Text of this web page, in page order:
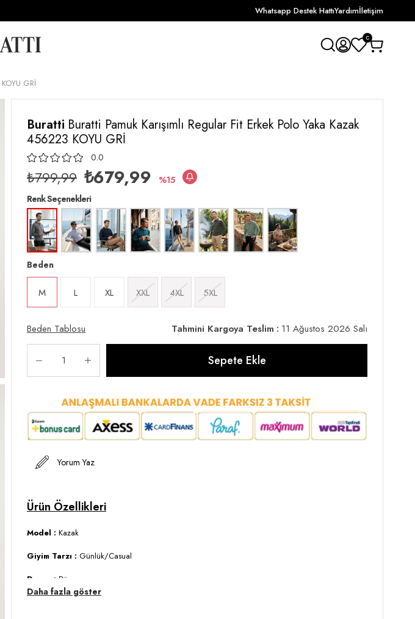
Whatsapp Destek HattıYardımİletişim
0
GRİ
Buratti Buratti Pamuk Karışımlı Regular Fit Erkek Polo Yaka Kazak
456223 KOYU GRİ
0.0
₺799,99 ₺679,99
15
Renk Seçenekleri
Beden
M L XL XXL 4XL 5XL
Beden Tablosu Tahmini Kargoya Teslim : 11 Ağustos 2026 Salı
Yorum Yaz
Model : Kazak
Giyim Tarzı : Günlük/Casual
Desen : Düz
Daha fazla göster